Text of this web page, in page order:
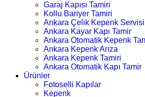
Garaj Kapısı Tamiri
Kollu Bariyer Tamiri
Ankara Çelik Kepenk Servisi
Ankara Kayar Kapı Tamir
Ankara Otomatik Kepenk
Ankara Kepenk Arıza
Ankara Kepenk Tamiri
Ankara Otomatik Kapı Tamir
Ürünler
Fotoselli Kapılar
Kepenk